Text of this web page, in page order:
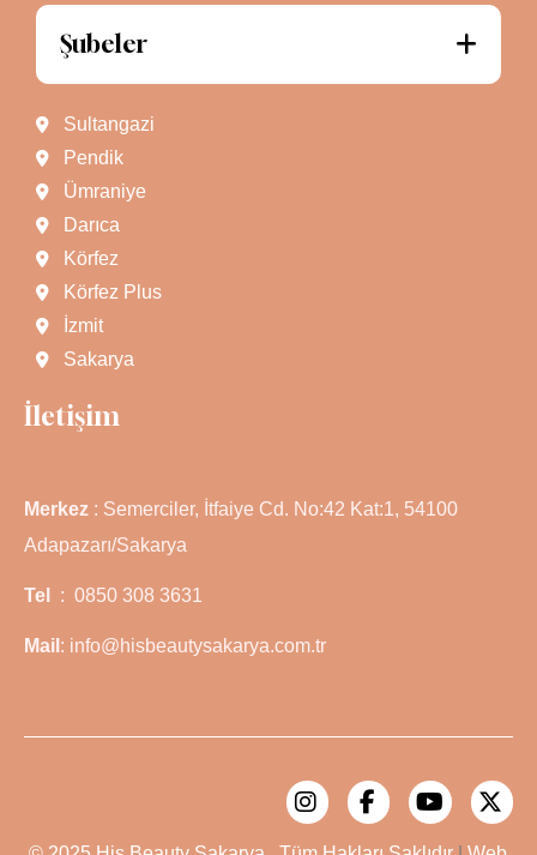
Şubeler
Sultangazi
Pendik
Ümraniye
Darıca
Körfez
Körfez Plus
İzmit
Sakarya
İletişim
Merkez : Semerciler, İtfaiye Cd. No:42 Kat:1, 54100
Adapazarı/Sakarya
Tel : 0850 308 3631
Mail : info@hisbeautysakarya.com.tr